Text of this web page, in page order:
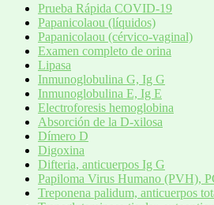
Prueba Rápida COVID-19
Papanicolaou (líquidos)
Papanicolaou (cérvico-vaginal)
Examen completo de orina
Lipasa
Inmunoglobulina G, Ig G
Inmunoglobulina E, Ig E
Electroforesis hemoglobina
Absorción de la D-xilosa
Dímero D
Digoxina
Difteria, anticuerpos Ig G
Papiloma Virus Humano (PVH),
Treponena palidum, anticuerpos